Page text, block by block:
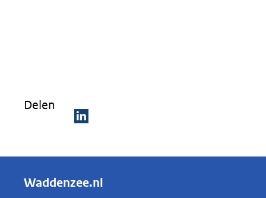
Delen
e
e
Waddenzee.nl